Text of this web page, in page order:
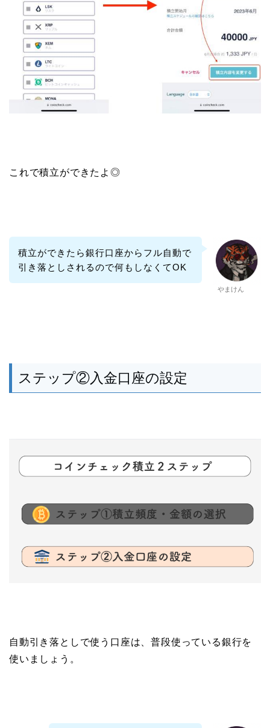
これで積立ができたよ◎
やまけん
積立ができたら銀行口座からフル自動で
引き落としされるので何もしなくてOK
ステップ②入金口座の設定
自動引き落としで使う口座は、普段使っている銀行を
使いましょう。